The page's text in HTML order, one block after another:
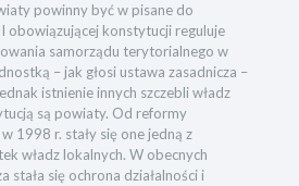
powinny być w pisane do
obowiązującej konstytucji reguluje
samorządu terytorialnego w
– jak głosi ustawa zasadnicza –
istnienie innych szczebli władz
są powiaty. Od reformy
1998 r. stały się one jedną z
władz lokalnych. W obecnych
stała się ochrona działalności i